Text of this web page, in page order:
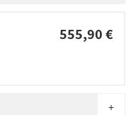
555,90 €
+